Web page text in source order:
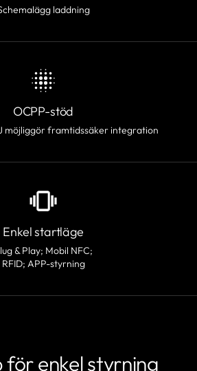
laddning
OCPP-stöd
möjliggör framtidssäker integration
Enkel startläge
& Play; Mobil NFC;
RFID; APP-styrning
för enkel styrning